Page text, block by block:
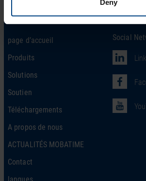
Deny
page d’accueil
Produits
Solutions
Soutien
Téléchargements
A propos de nous
ACTUALITÉS MOBATIME
Contact
langues
Social